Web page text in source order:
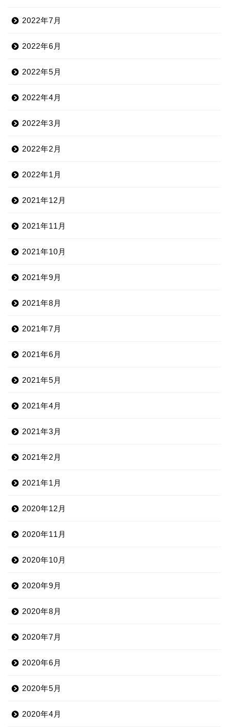
2022年7月
2022年6月
2022年5月
2022年4月
2022年3月
2022年2月
2022年1月
2021年12月
2021年11月
2021年10月
2021年9月
2021年8月
2021年7月
2021年6月
2021年5月
2021年4月
2021年3月
2021年2月
2021年1月
2020年12月
2020年11月
2020年10月
2020年9月
2020年8月
2020年7月
2020年6月
2020年5月
2020年4月